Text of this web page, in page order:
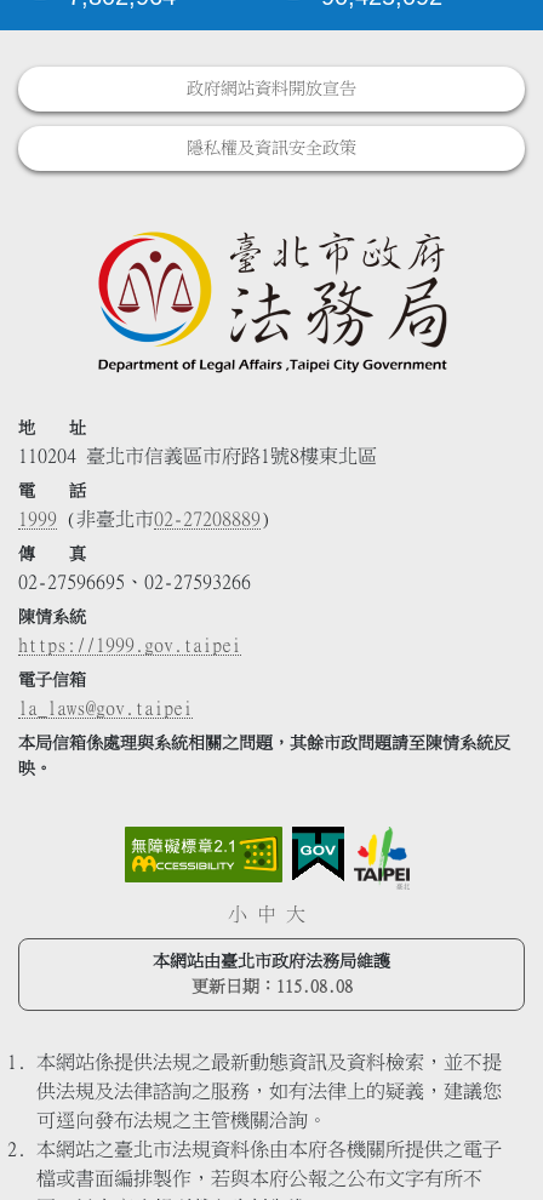
政府網站資料開放宣告
隱私權及資訊安全政策
地 址
110204 臺北市信義區市府路1號8樓東北區
電 話
1999 (非臺北市02-27208889)
傳 真
02-27596695、02-27593266
陳情系統
https://1999.gov.taipei
電子信箱
la_laws@gov.taipei
本局信箱係處理與系統相關之問題，其餘市政問題請至陳情系統反
映。
小 中 大
本網站由臺北市政府法務局維護
更新日期： 115.08.08
本網站係提供法規之最新動態資訊及資料檢索，並不提
供法規及法律諮詢之服務，如有法律上的疑義，建議您
可逕向發布法規之主管機關洽詢。
本網站之臺北市法規資料係由本府各機關所提供之電子
檔或書面編排製作，若與本府公報之公布文字有所不